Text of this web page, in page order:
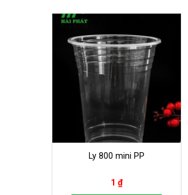
Ly 800 mini PP
1 ₫